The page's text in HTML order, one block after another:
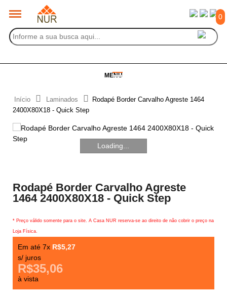
0
MENU
Início Laminados
Rodapé Border Carvalho Agreste 1464
2400X80X18 - Quick Step
Loading...
Rodapé Border Carvalho Agreste
1464 2400X80X18 - Quick Step
* Preço válido somente para o site. A Casa NUR reserva-se ao direito de não cobrir o preço na
Loja Física.
Em até 7x R$5,27
s/ juros
R$35,06
à vista